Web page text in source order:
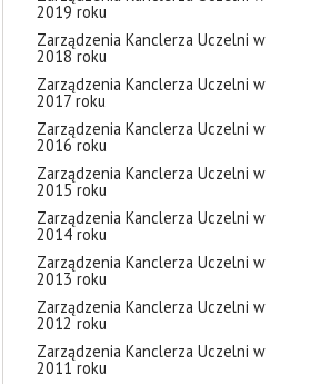
2019 roku
Zarządzenia Kanclerza Uczelni w
2018 roku
Zarządzenia Kanclerza Uczelni w
2017 roku
Zarządzenia Kanclerza Uczelni w
2016 roku
Zarządzenia Kanclerza Uczelni w
2015 roku
Zarządzenia Kanclerza Uczelni w
2014 roku
Zarządzenia Kanclerza Uczelni w
2013 roku
Zarządzenia Kanclerza Uczelni w
2012 roku
Zarządzenia Kanclerza Uczelni w
2011 roku